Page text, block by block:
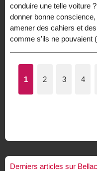
conduire une telle voiture
donner bonne
amener des cahiers et
comme s’ils ne pouvaient
1 2 3 4
Derniers articles sur